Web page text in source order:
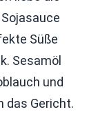
Süße
Sesamöl
und
das Gericht.